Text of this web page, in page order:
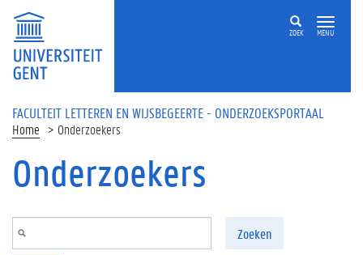
Overslaan en naar de inhoud gaan
ZOEK MENU
FACULTEIT LETTEREN EN WIJSBEGEERTE - ONDERZOEKSPORTAAL
Home Onderzoekers
Onderzoekers
Zoeken